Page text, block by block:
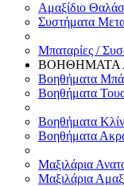
Αμαξίδιο
Συστήματα
Μπαταρίες /
ΒΟΗΘΗΜΑΤΑ
Βοηθήματα
Βοηθήματα
Βοηθήματα
Βοηθήματα
Μαξιλάρια
Μαξιλάρια